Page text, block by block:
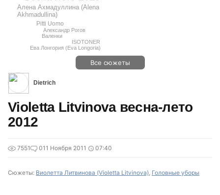
Алена Ахмадуллина (Alena
Akhmadullina)
Pitti Uomo
Александр Рогов
Валенки
ISOTONER
Ева Лонгория (Eva Longoria)
Все сюжеты
Dietrich
Violetta Litvinova весна-лето
2012
7551 011 Ноября 2011 07:40
Сюжеты: Виолетта Литвинова (Violetta Litvinova), Головные уборы